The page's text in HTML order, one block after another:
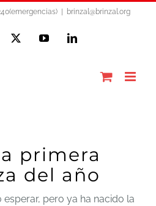
brinzal@brinzal.org
YouTubeLinkedIn
primera
del año
esperar, pero ya ha nacido la